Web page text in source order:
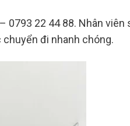
0793 22 44 88. Nhân viên
đi nhanh chóng.